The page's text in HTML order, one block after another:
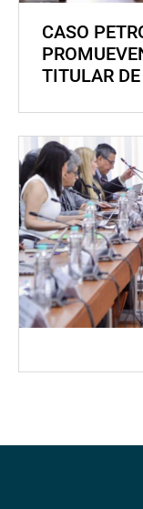
CASO
TITULAR